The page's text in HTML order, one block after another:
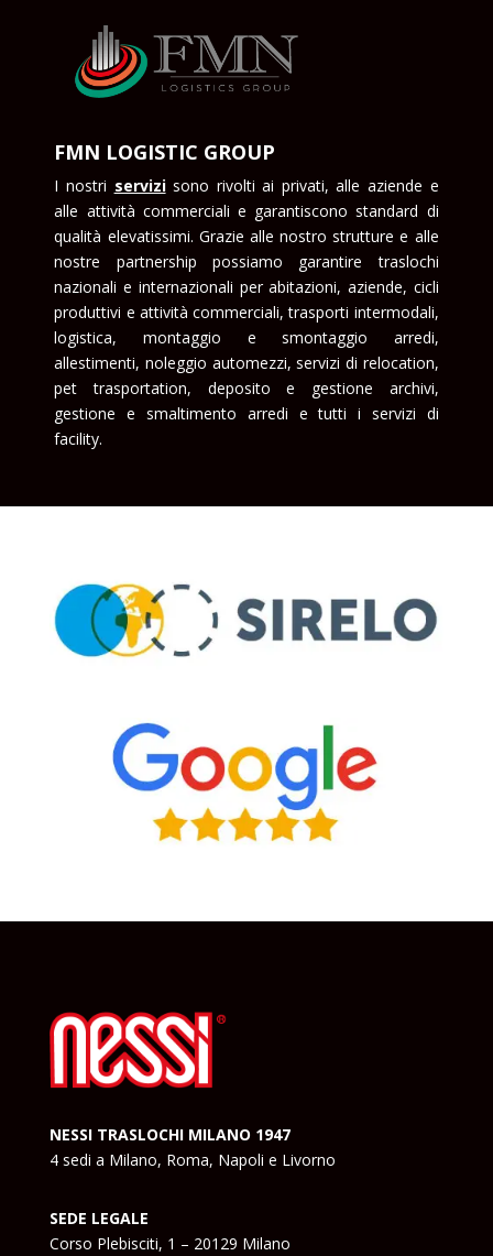
FMN LOGISTIC GROUP
I nostri servizisono rivolti ai privati, alle aziende e
alle attività commerciali e garantiscono standard di
qualità elevatissimi. Grazie alle nostro strutture e alle
nostre partnership possiamo garantire traslochi
nazionali e internazionali per abitazioni, aziende, cicli
produttivi e attività commerciali, trasporti intermodali,
logistica, montaggio e smontaggio arredi,
allestimenti, noleggio automezzi, servizi di relocation,
pet trasportation, deposito e gestione archivi,
gestione e smaltimento arredi e tutti i servizi di
facility.
NESSI TRASLOCHI MILANO 1947
4 sedi a Milano, Roma, Napoli e Livorno
SEDE LEGALE
Corso Plebisciti, 1 – 20129 Milano